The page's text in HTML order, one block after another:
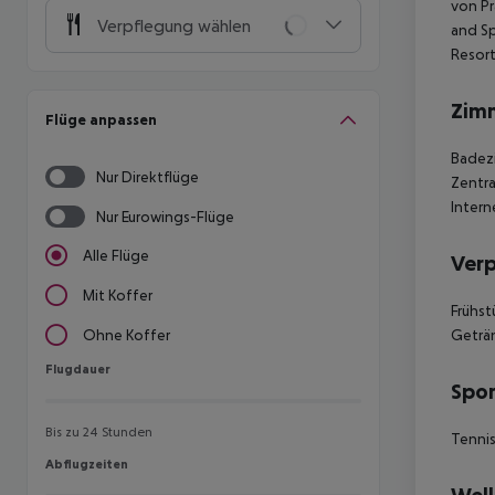
Verpflegung wählen
Flüge anpassen
Nur Direktflüge
Nur Eurowings-Flüge
Alle Flüge
Mit Koffer
Ohne Koffer
Flugdauer
Flugdauer
Bis zu 24 Stunden
Abflugzeiten
Abflugzeiten
von
and
Tennis